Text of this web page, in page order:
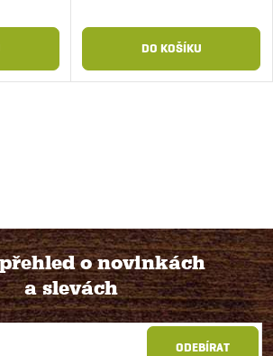
DO KOŠÍKU
o novinkách
a slevách
ODEBÍRAT